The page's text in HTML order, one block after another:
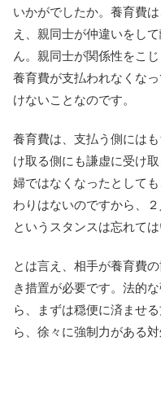
いかがでしたか。養育費
え、親同士が仲違いをし
ん。親同士が関係性をこ
養育費が支払われなくな
けないことなのです。
養育費は、支払う側には
け取る側にも謙虚に受け
婦ではなくなったとして
わりはないのですから、
というスタンスは忘れては
とは言え、相手が養育費
き措置が必要です。法的
ら、まずは穏便に済ませ
ら、徐々に強制力がある